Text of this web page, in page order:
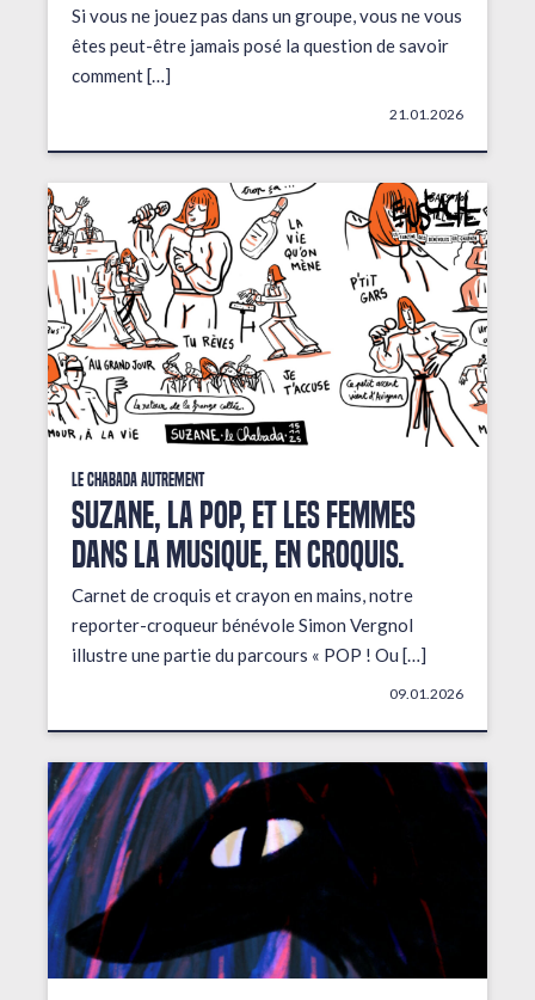
Si vous ne jouez pas dans un groupe, vous ne vous
êtes peut-être jamais posé la question de savoir
comment […]
21.01.2026
Le Chabada autrement
Suzane, la pop, et les femmes
dans la musique, en croquis.
Carnet de croquis et crayon en mains, notre
reporter-croqueur bénévole Simon Vergnol
illustre une partie du parcours « POP ! Ou […]
09.01.2026